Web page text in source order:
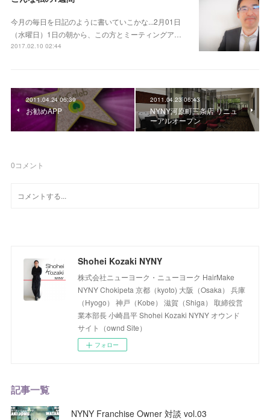
今月の毎日を日記のように書いていこかな...2月01日
（水曜日）1日の朝から、この方とミーティングア…
2017.02.10 02:44
2011.04.24 06:39
お勧めAPP
2011.04.23 06:43
NYNY河原町三条店 リニュ
ーアルオープン
0コメント
Shohei Kozaki NYNY
株式会社ニューヨーク・ニューヨーク HairMake
NYNY Chokipeta 京都（kyoto) 大阪（Osaka） 兵庫
（Hyogo） 神戸（Kobe） 滋賀（Shiga） 取締役営
業本部長 小崎昌平 Shohei Kozaki NYNY オウンド
サイト（ownd Site）
フォロー
記事一覧
NYNY Franchise Owner 対談 vol.03